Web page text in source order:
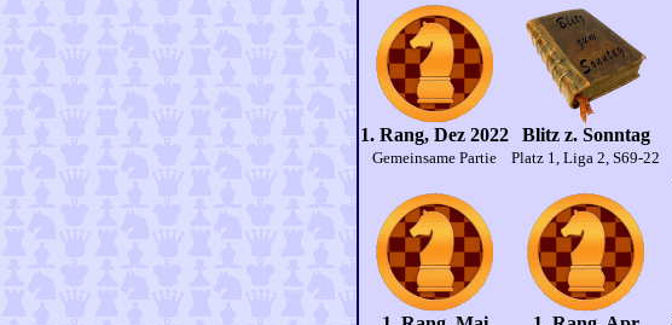
1. Rang, Dez 2022
Gemeinsame Partie
Blitz z. Sonntag
Platz 1, Liga 2, S69-22